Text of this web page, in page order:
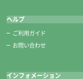
ヘルプ
ご利用ガイド
お問い合わせ
インフォメーション